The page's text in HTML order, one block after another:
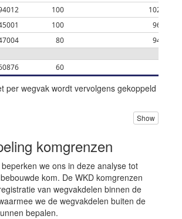
100 10260
100 9694
80 9448
60
per wegvak wordt vervolgens gekoppeld
Show
komgrenzen
we ons in deze analyse tot
kom. De WKD komgrenzen
van wegvakdelen binnen de
we de wegvakdelen buiten de
bepalen.